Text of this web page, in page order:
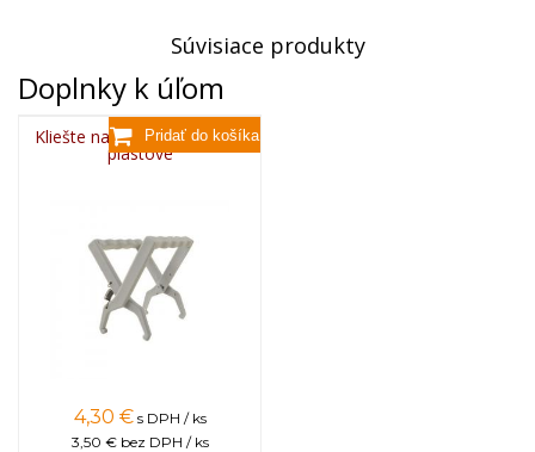
Súvisiace produkty
Doplnky k úľom
Kliešte na rámiky zdvíhacie,
plastové
4,30 € s DPH / ks
3,50 € bez DPH / ks